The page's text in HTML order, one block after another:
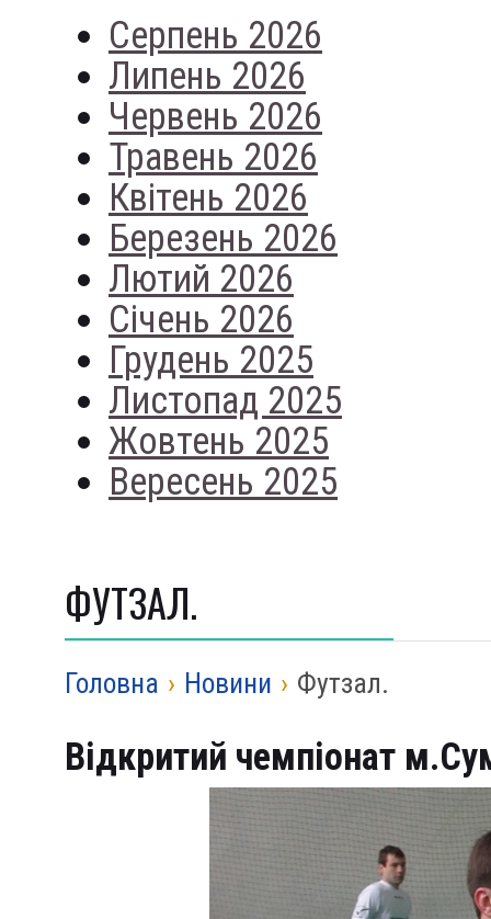
Серпень 2026
Липень 2026
Червень 2026
Травень 2026
Квітень 2026
Березень 2026
Лютий 2026
Січень 2026
Грудень 2025
Листопад 2025
Жовтень 2025
Вересень 2025
ФУТЗАЛ.
Головна › Новини › Футзал.
Відкритий чемпіонат